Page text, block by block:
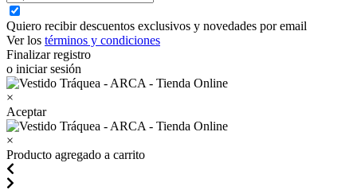
Quiero recibir descuentos exclusivos y novedades por email
Ver los términos y condiciones
Finalizar registro
o iniciar sesión
×
Aceptar
×
Producto agregado a carrito